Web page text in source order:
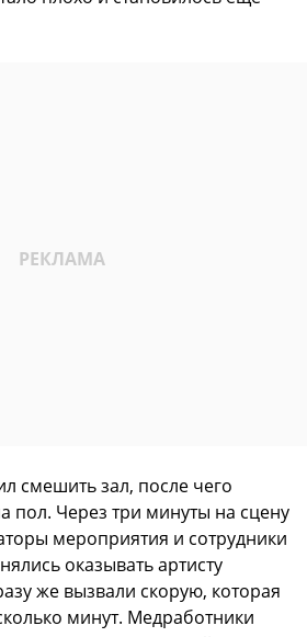
смешить зал, после чего
пол. Через три минуты на сцену
мероприятия и сотрудники
оказывать артисту
же вызвали скорую, которая
минут. Медработники